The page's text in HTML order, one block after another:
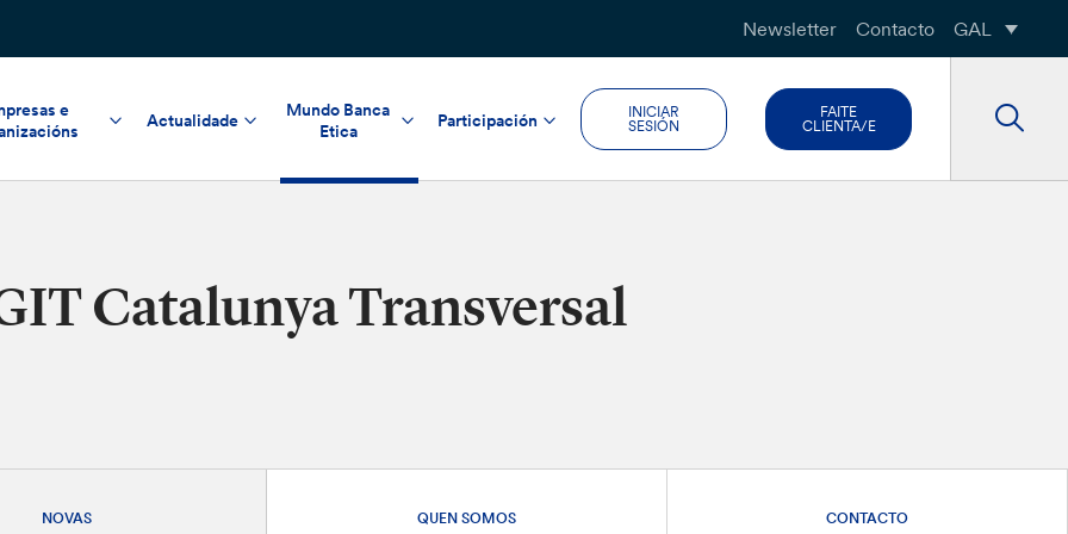
Newsletter Contacto GAL
e
Actualidade
Mundo Banca
Etica
Participación
INICIAR
SESIÓN
FAITE
CLIENTA/E
Catalunya Transversal
NOVAS QUEN SOMOS CONTACTO